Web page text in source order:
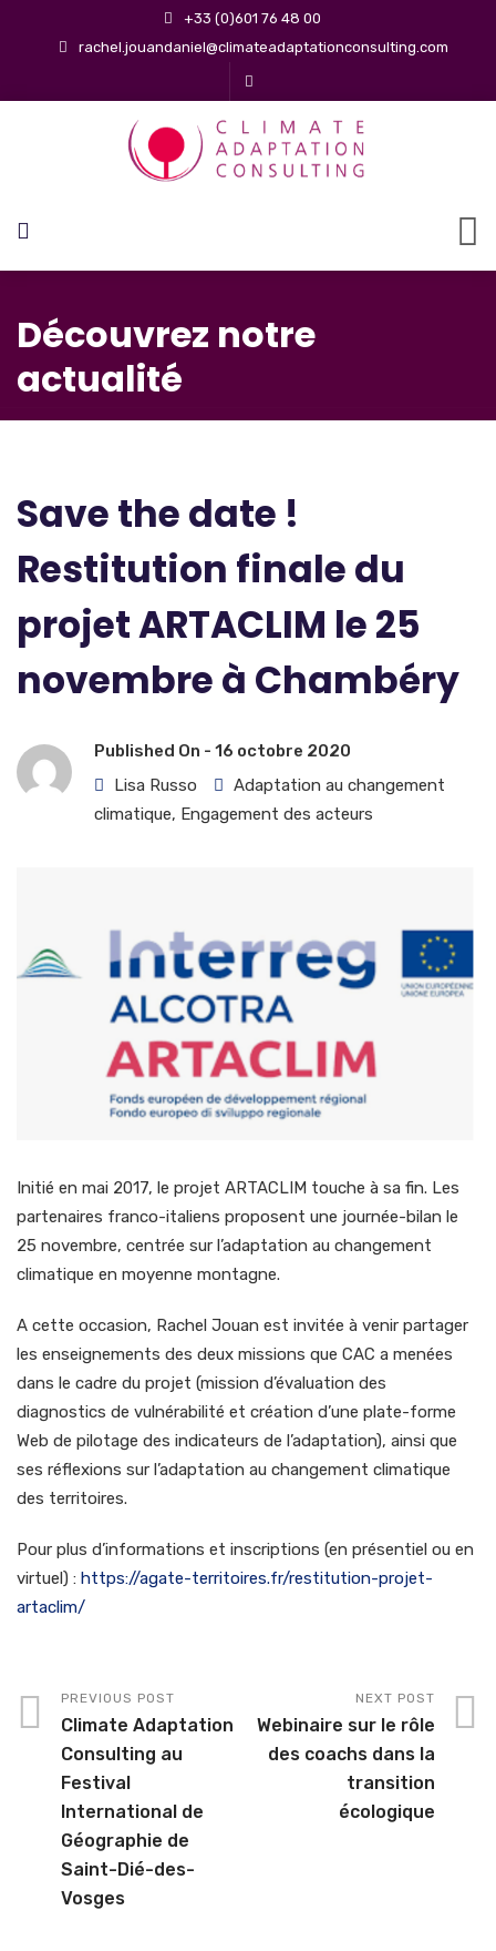
+33 (0)601 76 48 00
rachel.jouandaniel@climateadaptationconsulting.com
Découvrez notre
actualité
Save the date !
Restitution finale du
projet ARTACLIM le 25
novembre à Chambéry
Published On - 16 octobre 2020
Lisa Russo
Adaptation au changement
climatique, Engagement des acteurs
Initié en mai 2017, le projet ARTACLIM touche à sa fin. Les
partenaires franco-italiens proposent une journée-bilan le
25 novembre, centrée sur l’adaptation au changement
climatique en moyenne montagne.
A cette occasion, Rachel Jouan est invitée à venir partager
les enseignements des deux missions que CAC a menées
dans le cadre du projet (mission d’évaluation des
diagnostics de vulnérabilité et création d’une plate-forme
Web de pilotage des indicateurs de l’adaptation), ainsi que
ses réflexions sur l’adaptation au changement climatique
des territoires.
Pour plus d’informations et inscriptions (en présentiel ou en
virtuel) : https://agate-territoires.fr/restitution-projet-
artaclim/
PREVIOUS POST
Climate Adaptation
Consulting au
Festival
International de
Géographie de
Saint-Dié-des-
Vosges
NEXT POST
Webinaire sur le rôle
des coachs dans la
transition
écologique